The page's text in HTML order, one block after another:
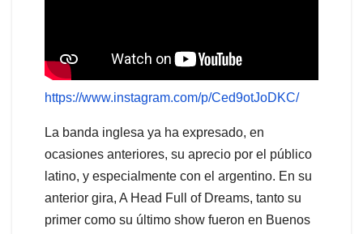
https://www.instagram.com/p/Ced9otJoDKC/
La banda inglesa ya ha expresado, en
ocasiones anteriores, su aprecio por el público
latino, y especialmente con el argentino. En su
anterior gira, A Head Full of Dreams, tanto su
primer como su último show fueron en Buenos